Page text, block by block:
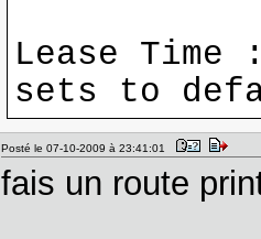
Lease
sets to
Posté le 07-10-2009 à 23:41:01
fais un route